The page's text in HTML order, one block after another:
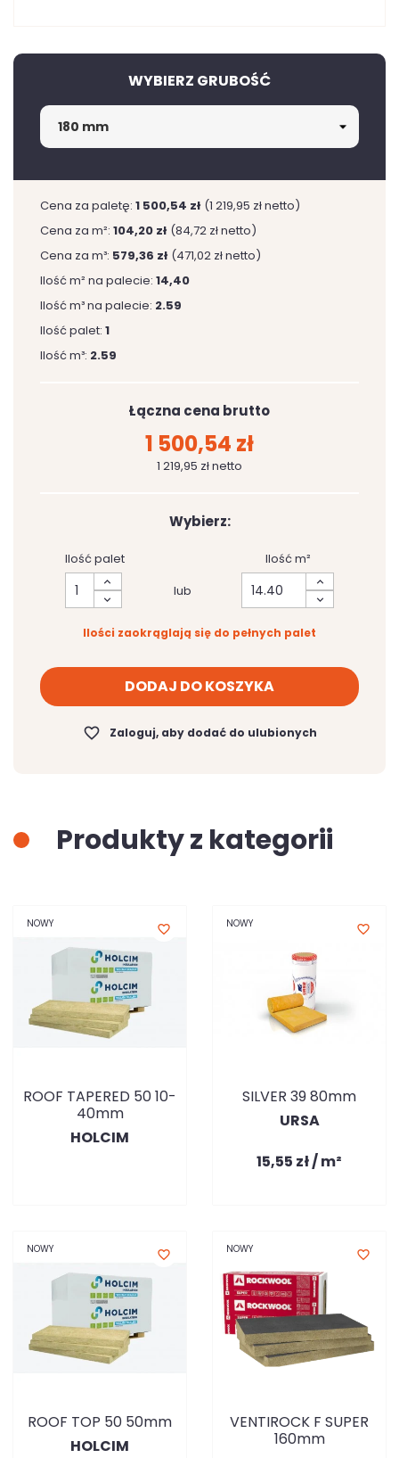
WYBIERZ GRUBOŚĆ
Cena za paletę: 1 500,54 zł (1 219,95 zł netto)
Cena za m²: 104,20 zł (84,72 zł netto)
Cena za m³: 579,36 zł (471,02 zł netto)
Ilość m² na palecie: 14,40
Ilość m³ na palecie: 2.59
Ilość palet: 1
Ilość m³: 2.59
Łączna cena brutto
1 500,54 zł
1 219,95 zł netto
Wybierz:
Ilość palet
lub
Ilość m²
Ilości zaokrąglają się do pełnych palet
DODAJ DO KOSZYKA
favorite_border Zaloguj, aby dodać do ulubionych
Produkty z kategorii
NOWY favorite_border
ROOF TAPERED 50 10-
40mm
HOLCIM
NOWY favorite_border
SILVER 39 80mm
URSA
15,55 zł / m²
NOWY favorite_border
ROOF TOP 50 50mm
HOLCIM
NOWY favorite_border
VENTIROCK F SUPER
160mm